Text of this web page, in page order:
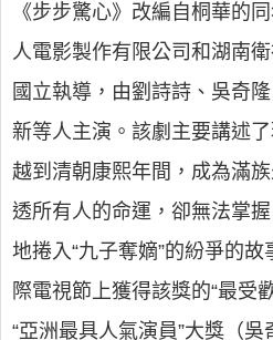
《步步驚心》改編自桐華的
人電影製作有限公司和湖南
國立執導，由劉詩詩、吳奇
新等人主演。該劇主要講述
越到清朝康熙年間，成為滿
透所有人的命運，卻無法掌
地捲入“九子奪嫡”的紛爭的
際電視節上獲得該獎的“最受
“亞洲最具人氣演員”大獎（